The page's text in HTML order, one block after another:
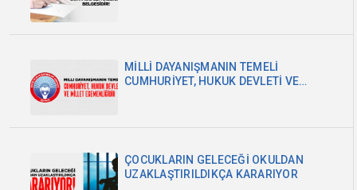
MİLLİ DAYANIŞMANIN TEMELİ
CUMHURİYET, HUKUK DEVLETİ VE
ÇOCUKLARIN GELECEĞİ OKULDAN
UZAKLAŞTIRILDIKÇA KARARIYOR